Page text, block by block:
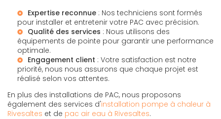
Expertise reconnue : Nos techniciens sont formés
pour installer et entretenir votre PAC avec précision.
Qualité des services : Nous utilisons des
équipements de pointe pour garantir une performance
optimale.
Engagement client : Votre satisfaction est notre
priorité, nous nous assurons que chaque projet est
réalisé selon vos attentes.
En plus des installations de PAC, nous proposons
également des services d'installation pompe à chaleur à
Rivesaltes et de pac air eau à Rivesaltes.